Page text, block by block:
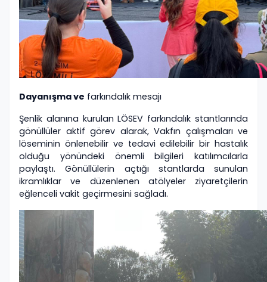
Dayanışma ve farkındalık mesajı
Şenlik alanına kurulan LÖSEV farkındalık stantlarında
gönüllüler aktif görev alarak, Vakfın çalışmaları ve
löseminin önlenebilir ve tedavi edilebilir bir hastalık
olduğu yönündeki önemli bilgileri katılımcılarla
paylaştı. Gönüllülerin açtığı stantlarda sunulan
ikramlıklar ve düzenlenen atölyeler ziyaretçilerin
eğlenceli vakit geçirmesini sağladı.